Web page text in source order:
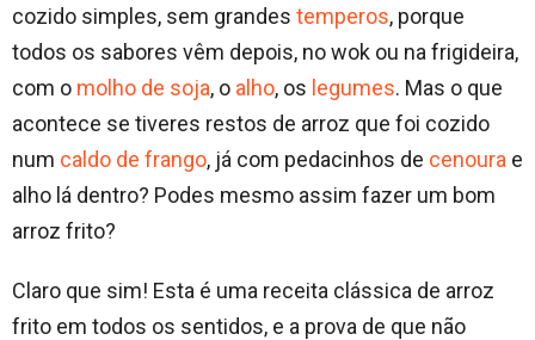
cozido simples, sem grandes temperos, porque
todos os sabores vêm depois, no wok ou na frigideira,
com o molho de soja, o alho, os legumes. Mas o que
acontece se tiveres restos de arroz que foi cozido
num caldo de frango, já com pedacinhos de cenoura e
alho lá dentro? Podes mesmo assim fazer um bom
arroz frito?
Claro que sim! Esta é uma receita clássica de arroz
frito em todos os sentidos, e a prova de que não